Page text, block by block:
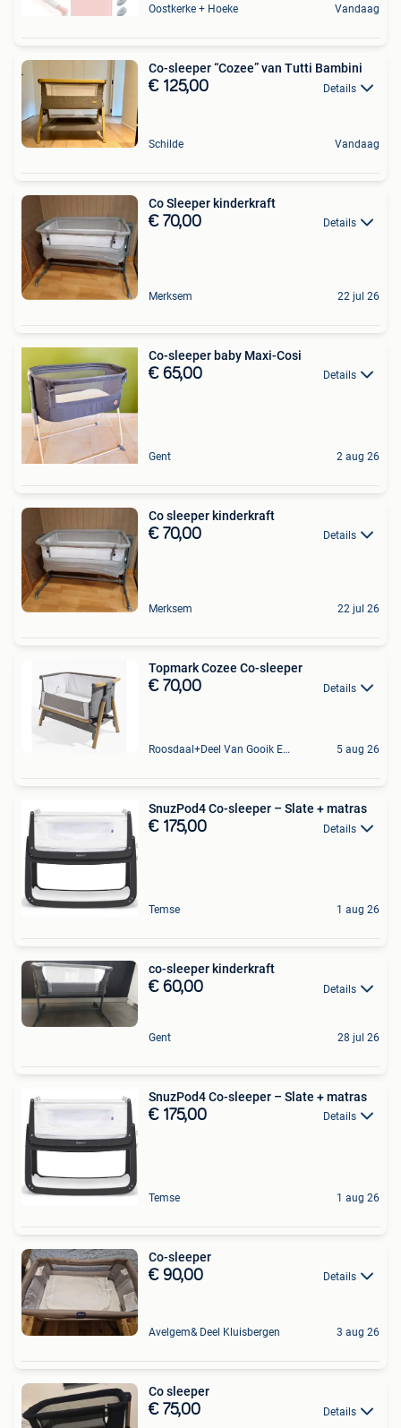
Oostkerke + Hoeke Vandaag
Co-sleeper “Cozee” van Tutti Bambini
€ 125,00 Details
Schilde Vandaag
Co Sleeper kinderkraft
€ 70,00 Details
Merksem 22 jul 26
Co-sleeper baby Maxi-Cosi
€ 65,00 Details
Gent 2 aug 26
Co sleeper kinderkraft
€ 70,00 Details
Merksem 22 jul 26
Topmark Cozee Co-sleeper
€ 70,00 Details
Roosdaal+Deel Van Gooik En Sint-Kwintens-Lennik 5 aug 26
SnuzPod4 Co-sleeper – Slate + matras
€ 175,00 Details
Temse 1 aug 26
co-sleeper kinderkraft
€ 60,00 Details
Gent 28 jul 26
SnuzPod4 Co-sleeper – Slate + matras
€ 175,00 Details
Temse 1 aug 26
Co-sleeper
€ 90,00 Details
Avelgem& Deel Kluisbergen 3 aug 26
Co sleeper
€ 75,00 Details